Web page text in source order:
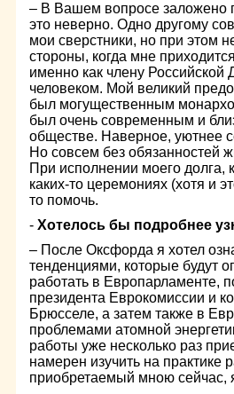
– В Вашем вопросе заложено
это неверно. Одно другому
мои сверстники, но при этом
стороны, когда мне
именно как члену
человеком. Мой великий
был могущественным
был очень современным и
обществе. Наверное, уютнее
Но совсем без обязанностей
При исполнении моего долга,
каких-то церемониях (хотя и
то помочь.
- Хотелось бы подробнее
– После Оксфорда я хотел
тенденциями, которые будут
работать в Европарламенте,
президента Еврокомиссии и
Брюсселе, а затем также в
проблемами атомной
работы уже несколько раз
намерен изучить на практике
приобретаемый мною сейчас,